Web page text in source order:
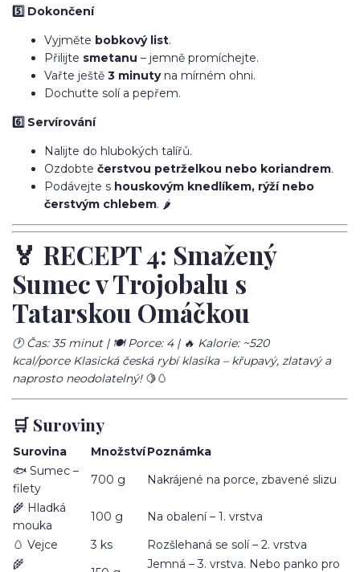
5️⃣ Dokončení
Vyjměte bobkový list.
Přilijte smetanu – jemně promíchejte.
Vařte ještě 3 minutyna mírném ohni.
Dochuťte solí a pepřem.
6️⃣ Servírování
Nalijte do hlubokých talířů.
Ozdobte čerstvou petrželkou nebo koriandrem.
Podávejte s houskovým knedlíkem, rýží nebo
čerstvým chlebem. 🌶️
🏅 RECEPT 4: Smažený
Sumec v Trojobalu s
Tatarskou Omáčkou
🕐 Čas: 35 minut | 🍽️ Porce: 4 | 🔥 Kalorie: ~520
kcal/porce Klasická česká rybí klasika – křupavý, zlatavý a
naprosto neodolatelný!🍋🥚
🛒 Suroviny
Surovina MnožstvíPoznámka
🐟 Sumec –
filety
700 g
Nakrájené na porce, zbavené slizu
🌾 Hladká
mouka
100 g
Na obalení – 1. vrstva
🥚 Vejce
3 ks
Rozšlehaná se solí – 2. vrstva
🌾
Jemná – 3. vrstva. Nebo panko pro